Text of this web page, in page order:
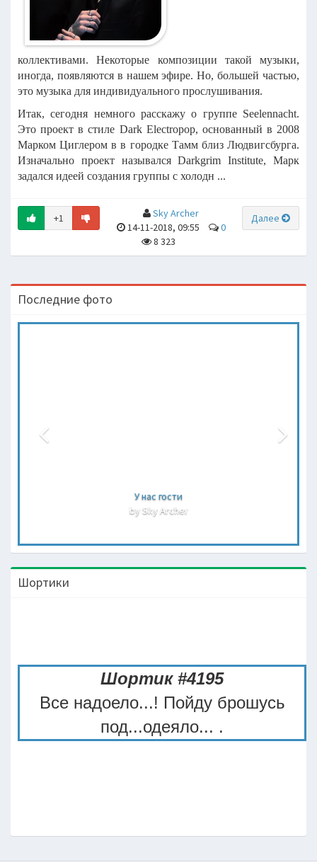
коллективами. Некоторые композиции такой музыки,
иногда, появляются в нашем эфире. Но, большей частью,
это музыка для индивидуального прослушивания.
Итак, сегодня немного расскажу о группе Seelennacht.
Это проект в стиле Dark Electropop, основанный в 2008
Марком Циглером в в городке Тамм близ Людвигсбурга.
Изначально проект назывался Darkgrim Institute, Марк
задался идеей создания группы с холодн ...
+1 Далее
Sky Archer
14-11-2018, 09:55
0
8 323
Последние фото
У нас гости
by Sky Archer
Шортики
Шортик #4195
Все надоело...! Пойду брошусь
под...одеяло... .